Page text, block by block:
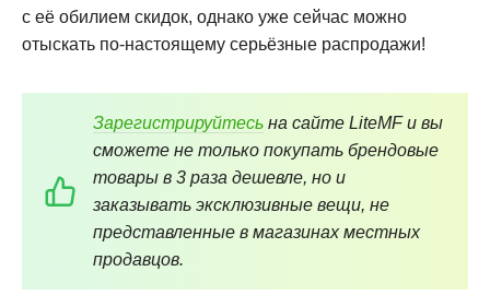
с её обилием скидок, однако уже сейчас можно
отыскать по-настоящему серьёзные распродажи!
Зарегистрируйтесь на сайте LiteMF и вы
сможете не только покупать брендовые
товары в 3 раза дешевле, но и
заказывать эксклюзивные вещи, не
представленные в магазинах местных
продавцов.